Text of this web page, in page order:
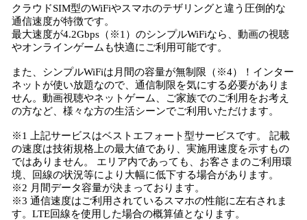
クラウドSIM型のWiFiやスマホのテザリングと違う圧倒的な
通信速度が特徴です。
最大速度が4.2Gbps（※1）のシンプルWiFiなら、動画の視聴
やオンラインゲームも快適にご利用可能です。
また、シンプルWiFiは月間の容量が無制限（※4）！インター
ネットが使い放題なので、通信制限を気にする必要がありま
せん。動画視聴やネットゲーム、ご家族でのご利用をお考え
の方など、様々な方の生活シーンでご利用いただけます。
※1 上記サービスはベストエフォート型サービスです。 記載
の速度は技術規格上の最大値であり、実施用速度を示すもの
ではありません。 エリア内であっても、お客さまのご利用環
境、回線の状況等により大幅に低下する場合があります。
※2 月間データ容量が決まっております。
※3 通信速度はご利用されているスマホの性能に左右されま
す。LTE回線を使用した場合の概算値となります。